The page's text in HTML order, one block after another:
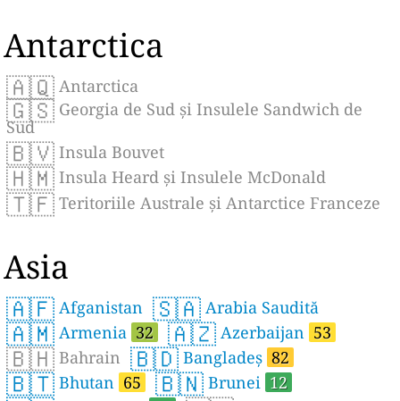
Antarctica
🇦🇶 Antarctica
🇬🇸 Georgia de Sud și Insulele Sandwich de
Sud
🇧🇻 Insula Bouvet
🇭🇲 Insula Heard și Insulele McDonald
🇹🇫 Teritoriile Australe și Antarctice Franceze
Asia
🇦🇫 Afganistan 🇸🇦 Arabia Saudită
🇦🇲 Armenia 32 🇦🇿 Azerbaijan 53
🇧🇭 Bahrain 🇧🇩 Bangladeș 82
🇧🇹 Bhutan 65 🇧🇳 Brunei 12